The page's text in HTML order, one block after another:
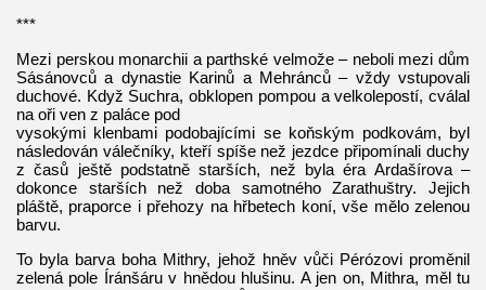
***
Mezi perskou monarchii a parthské velmože – neboli mezi dům
Sásánovců a dynastie Karinů a Mehránců – vždy vstupovali
duchové. Když Suchra, obklopen pompou a velkolepostí, cválal
na oři ven z paláce pod
vysokými klenbami podobajícími se koňským podkovám, byl
následován válečníky, kteří spíše než jezdce připomínali duchy
z časů ještě podstatně starších, než byla éra Ardašírova –
dokonce starších než doba samotného Zarathuštry. Jejich
pláště, praporce i přehozy na hřbetech koní, vše mělo zelenou
barvu.
To byla barva boha Mithry, jehož hněv vůči Pérózovi proměnil
zelená pole Íránšáru v hnědou hlušinu. A jen on, Mithra, měl tu